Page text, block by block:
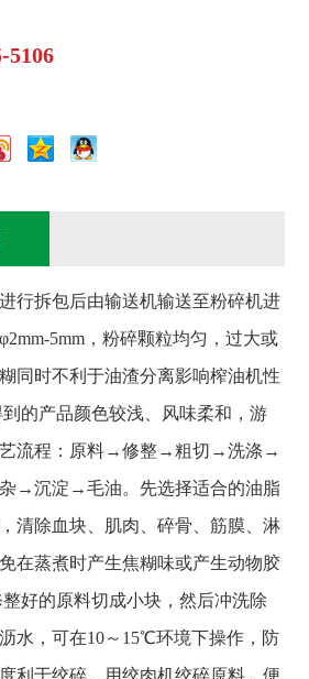
5106
行拆包后由输送机输送至粉碎机进
5mm，粉碎颗粒均匀，过大或
同时不利于油渣分离影响榨油机性
的产品颜色较浅、风味柔和，游
艺流程：原料→修整→粗切→洗涤→
→沉淀→毛油。先选择适合的油脂
清除血块、肌肉、碎骨、筋膜、淋
在蒸煮时产生焦糊味或产生动物胶
好的原料切成小块，然后冲洗除
水，可在10～15℃环境下操作，防